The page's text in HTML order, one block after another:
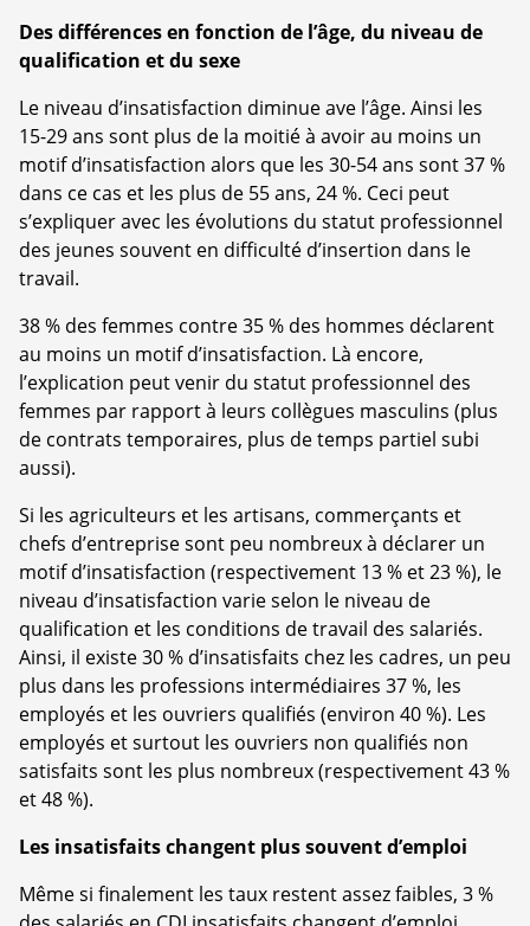
Des différences en fonction de l’âge, du niveau de
qualification et du sexe
Le niveau d’insatisfaction diminue ave l’âge. Ainsi les
15-29 ans sont plus de la moitié à avoir au moins un
motif d’insatisfaction alors que les 30-54 ans sont 37 %
dans ce cas et les plus de 55 ans, 24 %. Ceci peut
s’expliquer avec les évolutions du statut professionnel
des jeunes souvent en difficulté d’insertion dans le
travail.
38 % des femmes contre 35 % des hommes déclarent
au moins un motif d’insatisfaction. Là encore,
l’explication peut venir du statut professionnel des
femmes par rapport à leurs collègues masculins (plus
de contrats temporaires, plus de temps partiel subi
aussi).
Si les agriculteurs et les artisans, commerçants et
chefs d’entreprise sont peu nombreux à déclarer un
motif d’insatisfaction (respectivement 13 % et 23 %), le
niveau d’insatisfaction varie selon le niveau de
qualification et les conditions de travail des salariés.
Ainsi, il existe 30 % d’insatisfaits chez les cadres, un peu
plus dans les professions intermédiaires 37 %, les
employés et les ouvriers qualifiés (environ 40 %). Les
employés et surtout les ouvriers non qualifiés non
satisfaits sont les plus nombreux (respectivement 43 %
et 48 %).
Les insatisfaits changent plus souvent d’emploi
Même si finalement les taux restent assez faibles, 3 %